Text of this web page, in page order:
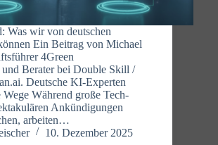
Was wir von deutschen
Ein Beitrag von Michael
4Green
Berater bei Double Skill /
Deutsche KI-Experten
Wege Während große Tech-
Ankündigungen
arbeiten…
10. Dezember 2025